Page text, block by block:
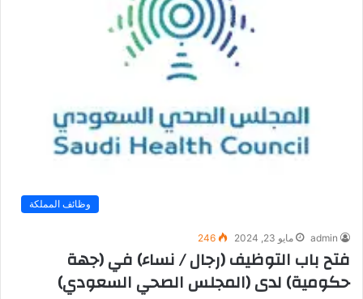
وظائف المملكة
admin مايو 23, 2024 246
فتح باب التوظيف (رجال / نساء) في (جهة
حكومية) لدى (المجلس الصحي السعودي)